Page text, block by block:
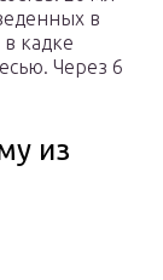
в
кадке
Через 6
из